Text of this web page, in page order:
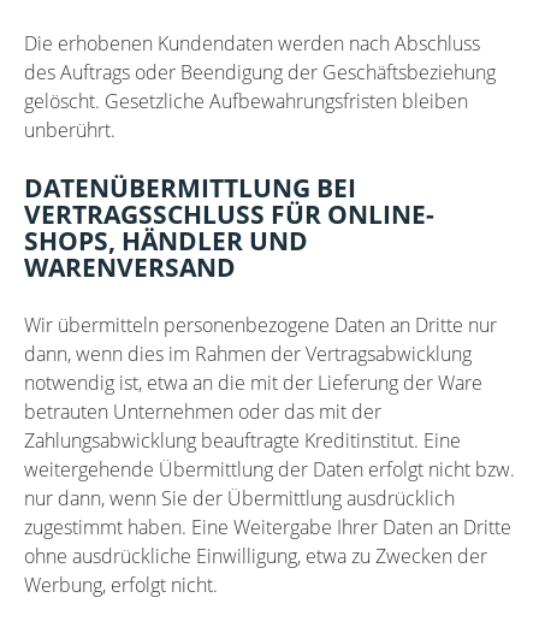
Die erhobenen Kundendaten werden nach Abschluss
des Auftrags oder Beendigung der Geschäftsbeziehung
gelöscht. Gesetzliche Aufbewahrungsfristen bleiben
unberührt.
DATENÜBERMITTLUNG BEI
VERTRAGSSCHLUSS FÜR ONLINE-
SHOPS, HÄNDLER UND
WARENVERSAND
Wir übermitteln personenbezogene Daten an Dritte nur
dann, wenn dies im Rahmen der Vertragsabwicklung
notwendig ist, etwa an die mit der Lieferung der Ware
betrauten Unternehmen oder das mit der
Zahlungsabwicklung beauftragte Kreditinstitut. Eine
weitergehende Übermittlung der Daten erfolgt nicht bzw.
nur dann, wenn Sie der Übermittlung ausdrücklich
zugestimmt haben. Eine Weitergabe Ihrer Daten an Dritte
ohne ausdrückliche Einwilligung, etwa zu Zwecken der
Werbung, erfolgt nicht.